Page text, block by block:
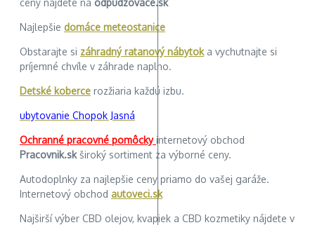
Najlepšie domáce meteostanice
Obstarajte si záhradný ratanový nábytoka vychutnajte si
príjemné chvíle v záhrade naplno.
Detské koberce rozžiaria každú izbu.
ubytovanie Chopok Jasná
Ochranné pracovné pomôckyinternetový obchod
Pracovnik.skširoký sortiment za výborné ceny.
Autodoplnky za najlepšie ceny priamo do vašej garáže.
Internetový obchod autoveci.sk
Najširší výber CBD olejov, kvapiek a CBD kozmetiky nájdete v